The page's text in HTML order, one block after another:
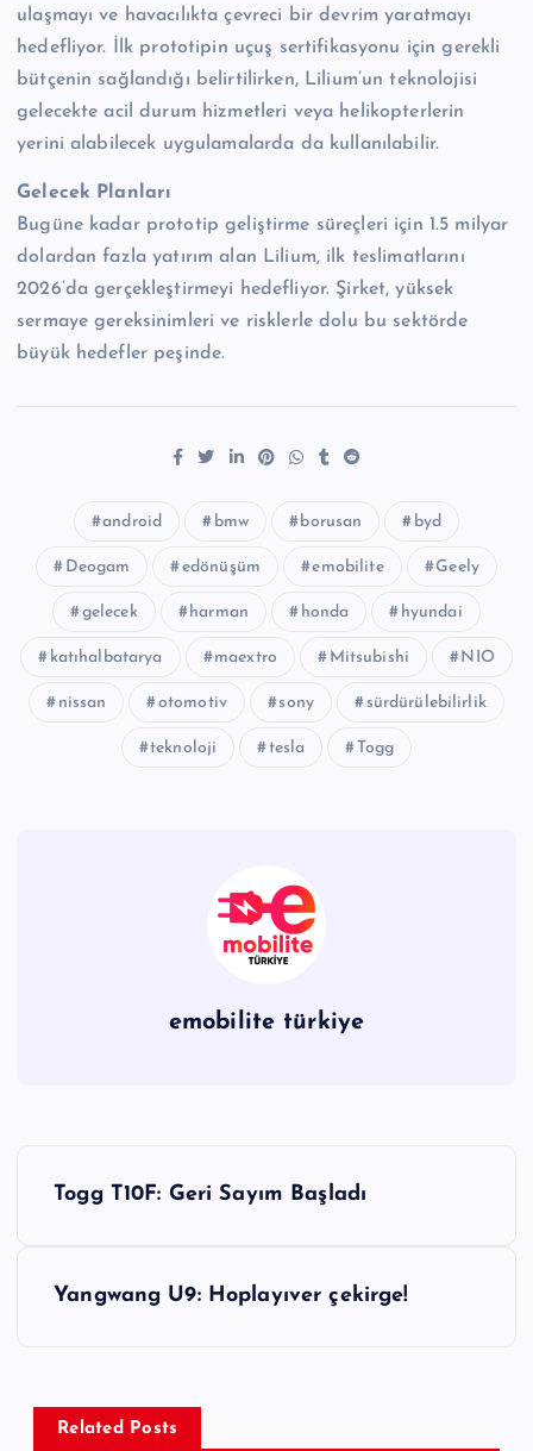
ulaşmayı ve havacılıkta çevreci bir devrim yaratmayı
hedefliyor. İlk prototipin uçuş sertifikasyonu için gerekli
bütçenin sağlandığı belirtilirken, Lilium’un teknolojisi
gelecekte acil durum hizmetleri veya helikopterlerin
yerini alabilecek uygulamalarda da kullanılabilir.
Gelecek Planları
Bugüne kadar prototip geliştirme süreçleri için 1.5 milyar
dolardan fazla yatırım alan Lilium, ilk teslimatlarını
2026’da gerçekleştirmeyi hedefliyor. Şirket, yüksek
sermaye gereksinimleri ve risklerle dolu bu sektörde
büyük hedefler peşinde.
android bmw borusan byd
Deogam edönüşüm emobilite Geely
gelecek harman honda hyundai
katıhalbatarya maextro Mitsubishi NIO
nissan otomotiv sony sürdürülebilirlik
teknoloji tesla Togg
emobilite türkiye
g
Togg T10F: Geri Sayım Başladı
Yangwang U9: Hoplayıver çekirge!
Related Posts